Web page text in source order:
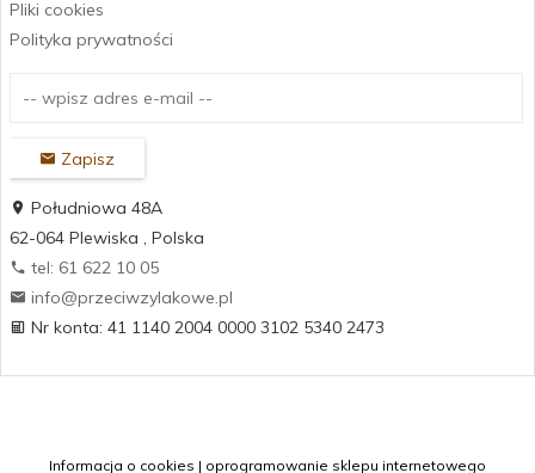
Pliki cookies
Polityka prywatności
Zapisz
Południowa 48A
62-064 Plewiska , Polska
tel: 61 622 10 05
Nr konta: 41 1140 2004 0000 3102 5340 2473
info@przeciwzylakowe.pl
Informacja o cookies | oprogramowanie sklepu internetowego